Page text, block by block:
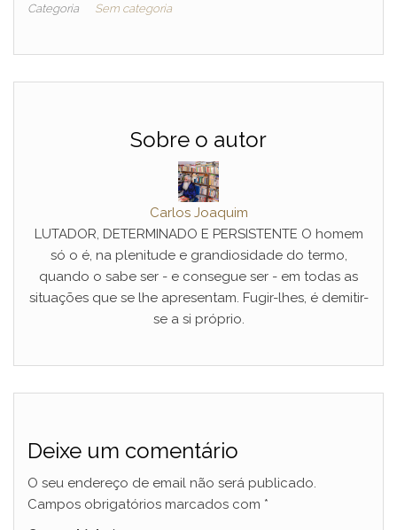
Categoria Sem categoria
Sobre o autor
Carlos Joaquim
LUTADOR, DETERMINADO E PERSISTENTE O homem
só o é, na plenitude e grandiosidade do termo,
quando o sabe ser - e consegue ser - em todas as
situações que se lhe apresentam. Fugir-lhes, é demitir-
se a si próprio.
Deixe um comentário
O seu endereço de email não será publicado.
Campos obrigatórios marcados com *